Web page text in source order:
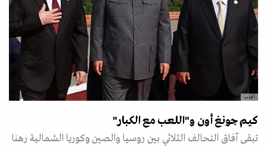
أ ف ب
كيم جونغ أون و"اللعب مع الكبار"
تبقى آفاق التحالف الثلاثي بين روسيا والصين وكوريا الشمالية رهنا